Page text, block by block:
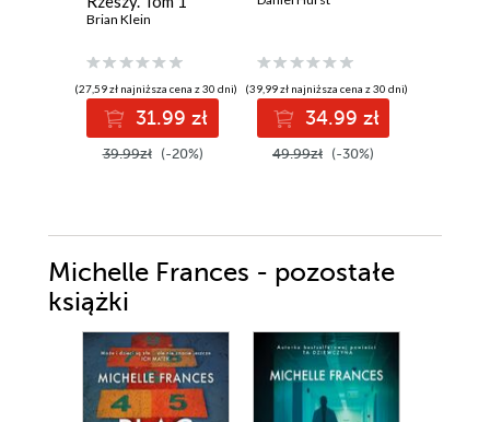
Brian Klein
(27,59 zł najniższa cena z 30 dni)
31.99 zł
39.99zł (-20%)
(39,99 zł najniższa cena z 30 dni)
34.99 zł
49.99zł (-30%)
Michelle Frances - pozostałe
książki